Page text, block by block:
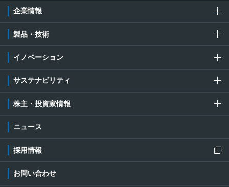
企業情報
製品・技術
イノベーション
サステナビリティ
株主・投資家情報
ニュース
採用情報
新規ウィンドウを開きます
お問い合わせ